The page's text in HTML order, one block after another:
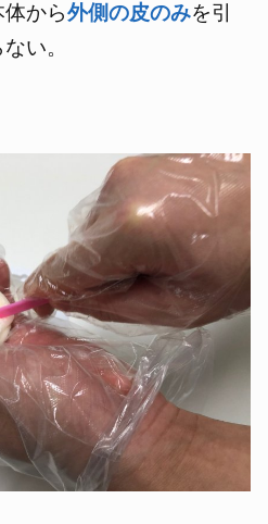
体から外側の皮のみを引
い。